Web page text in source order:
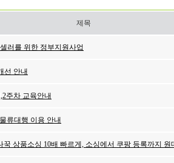
제목
러를 위한 정부지원사업
선 안내
주차 교육안내
류대행 이용 안내
꾹 상품소싱 10배 빠르게, 소싱에서 쿠팡 등록까지 원